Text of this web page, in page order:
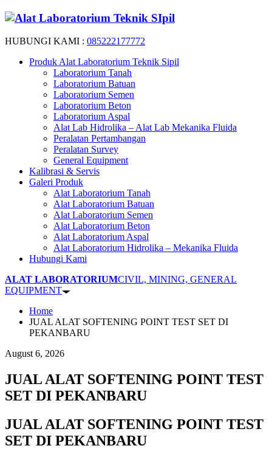
HUBUNGI KAMI : 085222177772
Produk Alat Laboratorium Teknik Sipil
Laboratorium Tanah
Laboratorium Batuan
Laboratorium Semen
Laboratorium Beton
Laboratorium Aspal
Alat Lab Hidrolika – Alat Lab Mekanika Fluida
Peralatan Pertambangan
Peralatan Survey
General Equipment
Kalibrasi & Servis
Galeri Produk
Alat Laboratorium Tanah
Alat Laboratorium Batuan
Alat Laboratorium Semen
Alat Laboratorium Beton
Alat Laboratorium Aspal
Alat Laboratorium Hidrolika – Mekanika Fluida
Hubungi Kami
ALAT LABORATORIUMCIVIL, MINING, GENERAL
EQUIPMENT
Home
JUAL ALAT SOFTENING POINT TEST SET DI
PEKANBARU
August 6, 2026
JUAL ALAT SOFTENING POINT TEST
SET DI PEKANBARU
JUAL ALAT SOFTENING POINT TEST
SET DI PEKANBARU